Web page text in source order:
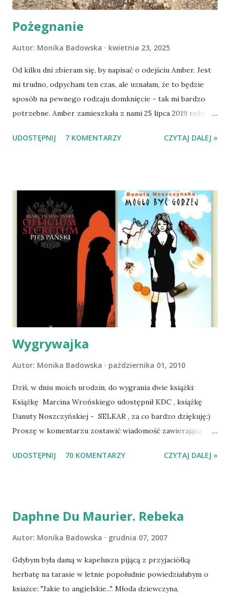
Pożegnanie
Autor: Monika Badowska kwietnia 23, 2025
Od kilku dni zbieram się, by napisać o odejściu Amber. Jest
mi trudno, odpycham ten czas, ale uznałam, że to będzie
sposób na pewnego rodzaju domknięcie - tak mi bardzo
potrzebne. Amber zamieszkała z nami 25 lipca 2019 roku.
Mazowieckim, pojechaliśmy na wizytę zapoznawczą, a kilka
wspólnego życia przeczytacie TUTAJ i TUTAJ . Gdy już
nieco okrzepliśmy w codzienności z psem, a Amber - z
ludźmi i kotami, pojawił się pomysł na wspólny jesienny
wyjazd w Beskid Niski. Zanim to jednak się stało psica miała
atak padaczki, co spowodowało, że wyjazd odwołaliśmy,
wdrożyliśmy leczenie i od nowa zaczęliśmy oswajać z nami i
wspólnym życiem zdezorientowanego chorobą psa. Udało
się ustabilizować zawirowania zdrowotne i wówczas
zaczęliśmy się cieszyć sobą wzajemnie już na 100%.
Dopier...
UDOSTĘPNIJ 7 KOMENTARZY CZYTAJ DALEJ »
Wygrywajka
Autor: Monika Badowska października 01, 2010
Dziś, w dniu moich urodzin, do wygrania dwie książki:
Książkę Marcina Wrońskiego udostępnił KDC , książkę
Danuty Noszczyńskiej - SELKAR , za co bardzo dziękuję:)
Proszę w komentarzu zostawić wiadomość zawierającą
Losowanie odbędzie się w niedzielę o 8:00. Zapraszam
UDOSTĘPNIJ 70 KOMENTARZY CZYTAJ DALEJ »
Daphne Du Maurier. Rebeka
Autor: Monika Badowska grudnia 07, 2007
Gdybym była damą w kapeluszu pijącą z przyjaciółką
herbatę na tarasie w letnie popołudnie powiedziałabym o
ksiażce: "Jakie to angielskie...". Młoda dziewczyna,